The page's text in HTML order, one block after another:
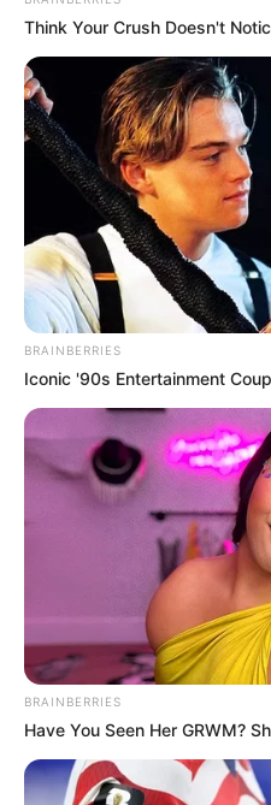
BUZZ DAY
Pick A Ring And Nail
BUZZ DAY
Japan's Oldest Doctors
Just Stop Drinking These
Think Your Crush Doesn't
BRAINBERRIES
Iconic '90s Entertainment
BRAINBERRIES
Have You Seen Her GRWM?